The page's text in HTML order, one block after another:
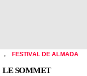
FESTIVAL DE ALMADA
LE SOMMET